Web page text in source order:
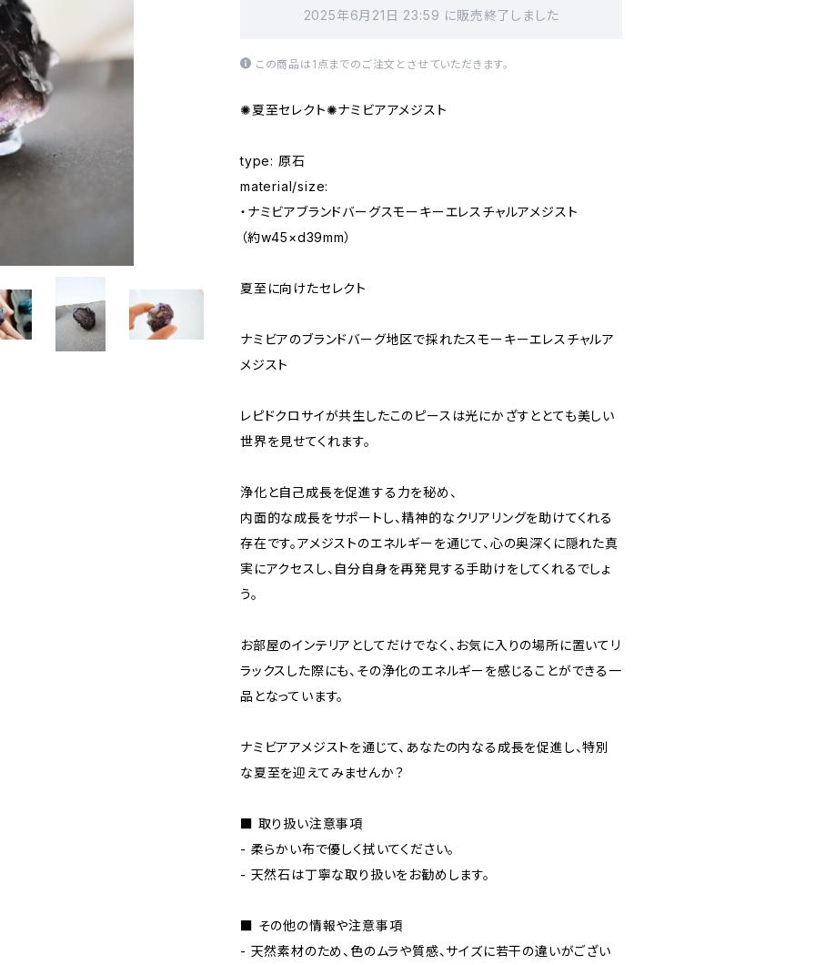
2025年6月21日 23:59 に販売終了しました
この商品は1点までのご注文とさせていただきます。
✺夏至セレクト✺ナミビアアメジスト
type: 原石
material/size:
・ナミビアブランドバーグスモーキーエレスチャルアメジスト
（約w45×d39mm）
夏至に向けたセレクト
ナミビアのブランドバーグ地区で採れたスモーキーエレスチャルア
メジスト
レピドクロサイが共生したこのピースは光にかざすととても美しい
世界を見せてくれます。
浄化と自己成長を促進する力を秘め、
内面的な成長をサポートし、精神的なクリアリングを助けてくれる
存在です。アメジストのエネルギーを通じて、心の奥深くに隠れた真
実にアクセスし、自分自身を再発見する手助けをしてくれるでしょ
う。
お部屋のインテリアとしてだけでなく、お気に入りの場所に置いてリ
ラックスした際にも、その浄化のエネルギーを感じることができる一
品となっています。
ナミビアアメジストを通じて、あなたの内なる成長を促進し、特別
な夏至を迎えてみませんか？
■ 取り扱い注意事項
- 柔らかい布で優しく拭いてください。
- 天然石は丁寧な取り扱いをお勧めします。
■ その他の情報や注意事項
- 天然素材のため、色のムラや質感、サイズに若干の違いがござい